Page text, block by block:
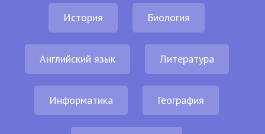
История Биология
Английский язык Литература
Информатика География